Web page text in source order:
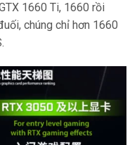
1660 Ti, 1660 rồi
chúng chỉ hơn 1660